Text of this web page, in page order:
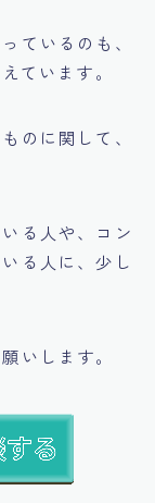
ているのも、
ています。
のに関して、
る人や、コン
る人に、少し
いします。